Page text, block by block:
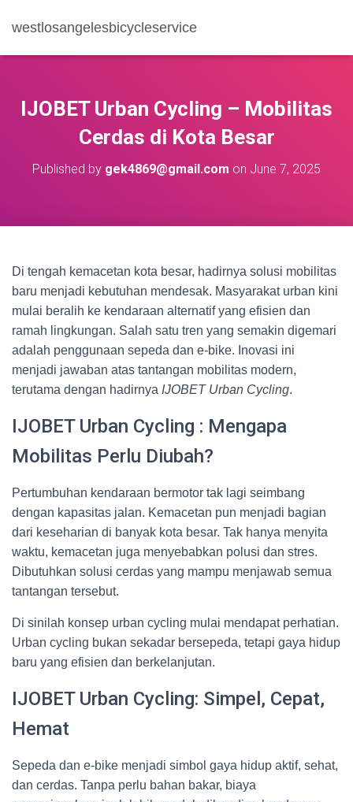
westlosangelesbicycleservice
IJOBET Urban Cycling – Mobilitas
Cerdas di Kota Besar
Published by gek4869@gmail.com on June 7, 2025
Di tengah kemacetan kota besar, hadirnya solusi mobilitas
baru menjadi kebutuhan mendesak. Masyarakat urban kini
mulai beralih ke kendaraan alternatif yang efisien dan
ramah lingkungan. Salah satu tren yang semakin digemari
adalah penggunaan sepeda dan e-bike. Inovasi ini
menjadi jawaban atas tantangan mobilitas modern,
terutama dengan hadirnya IJOBET Urban Cycling.
IJOBET Urban Cycling : Mengapa
Mobilitas Perlu Diubah?
Pertumbuhan kendaraan bermotor tak lagi seimbang
dengan kapasitas jalan. Kemacetan pun menjadi bagian
dari keseharian di banyak kota besar. Tak hanya menyita
waktu, kemacetan juga menyebabkan polusi dan stres.
Dibutuhkan solusi cerdas yang mampu menjawab semua
tantangan tersebut.
Di sinilah konsep urban cycling mulai mendapat perhatian.
Urban cycling bukan sekadar bersepeda, tetapi gaya hidup
baru yang efisien dan berkelanjutan.
IJOBET Urban Cycling: Simpel, Cepat,
Hemat
Sepeda dan e-bike menjadi simbol gaya hidup aktif, sehat,
dan cerdas. Tanpa perlu bahan bakar, biaya